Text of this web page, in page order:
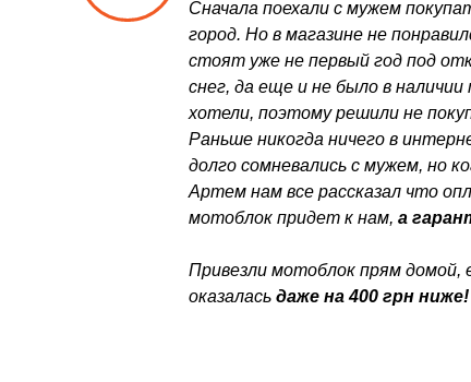
Сначала поехали с мужем
город. Но в магазине не
стоят уже не первый год под
снег, да еще и не было в
хотели, поэтому решили не
Раньше никогда ничего в
долго сомневались с мужем, но
Артем нам все рассказал что
мотоблок придет к нам, а
Привезли мотоблок прям домой,
оказалась даже на 400 грн ниже!